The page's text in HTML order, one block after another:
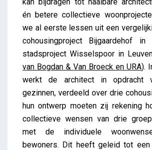
én betere collectieve
we al eerste lessen uit een
cohousingproject Bijgaardehof
stadsproject Wisselspoor in
van Bogdan & Van Broeck en URA).
werkt de architect in opdracht
gezinnen, verdeeld over drie
hun ontwerp moeten zij rekening
collectieve wensen van drie
met de individuele
bewoners. Dit heeft geleid tot een